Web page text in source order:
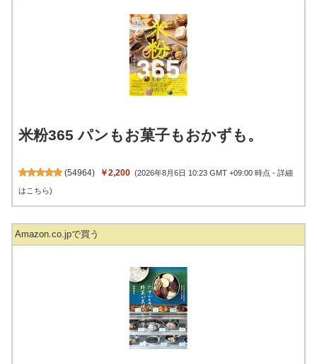
米粉365 パンもお菓子もおかずも。
(54964) ￥2,200 (2026年8月6日 10:23 GMT +09:00 時点 -詳細
はこちら)
Amazon.co.jpで買う